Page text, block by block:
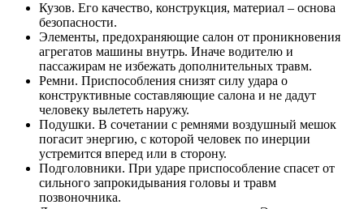
Кузов. Его качество, конструкция, материал – основа
безопасности.
Элементы, предохраняющие салон от проникновения
агрегатов машины внутрь. Иначе водителю и
пассажирам не избежать дополнительных травм.
Ремни. Приспособления снизят силу удара о
конструктивные составляющие салона и не дадут
человеку вылететь наружу.
Подушки. В сочетании с ремнями воздушный мешок
погасит энергию, с которой человек по инерции
устремится вперед или в сторону.
Подголовники. При ударе приспособление спасет от
сильного запрокидывания головы и травм
позвоночника.